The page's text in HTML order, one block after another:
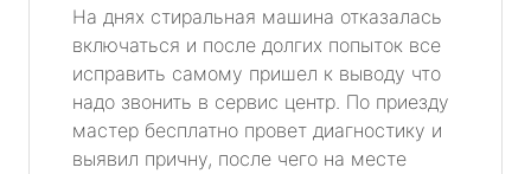
На днях стиральная машина отказалась
включаться и после долгих попыток все
исправить самому пришел к выводу что
надо звонить в сервис центр. По приезду
мастер бесплатно провет диагностику и
выявил причну, после чего на месте